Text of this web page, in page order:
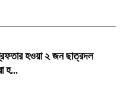
হওয়া ২ জন ছাত্রদল
হ...